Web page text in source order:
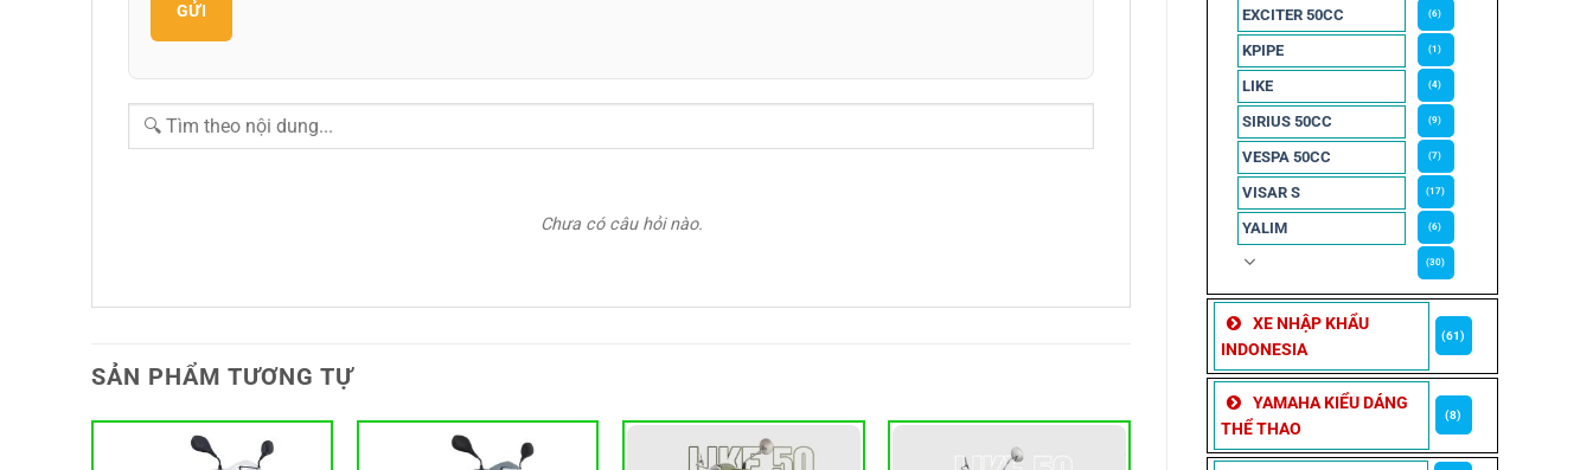
(6)
EXCITER 50CC
(1)
KPIPE
(4)
LIKE
(9)
SIRIUS 50CC
(7)
VESPA 50CC
(17)
VISAR S
(6)
YALIM
(30)
XE NHẬP KHẨU
INDONESIA
(61)
YAMAHA KIỂU DÁNG
THỂ THAO
(8)
GỬI
Chưa có câu hỏi nào.
SẢN PHẨM TƯƠNG TỰ